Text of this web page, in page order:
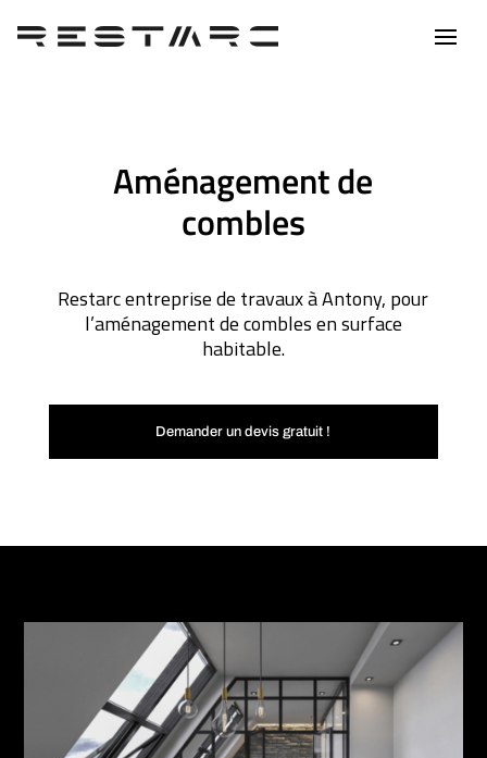
Aménagement de
combles
Restarc entreprise de travaux à Antony, pour
l’aménagement de combles en surface
habitable.
Demander un devis gratuit !